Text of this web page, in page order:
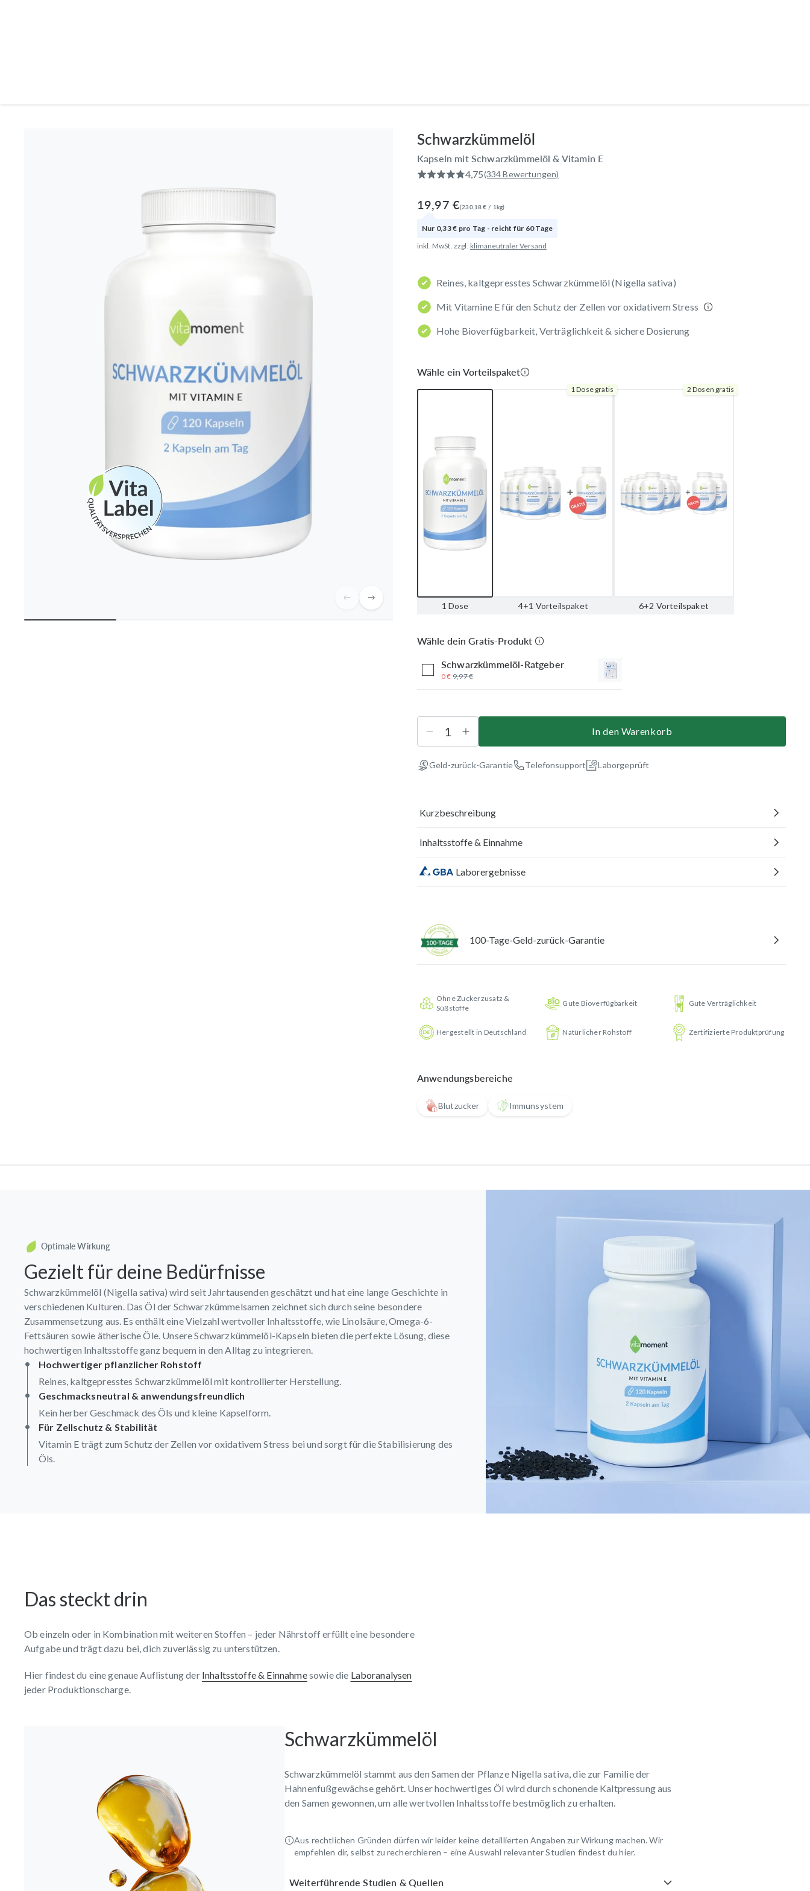
Schwarzkümmelöl
Kapseln mit Schwarzkümmelöl & Vitamin E
4,75(334 Bewertungen)
19,97 €(230,18 € / 1kg)
Nur 0,33 € pro Tag - reicht für 60Tage
inkl. MwSt. zzgl. klimaneutraler Versand
Reines, kaltgepresstes Schwarzkümmelöl (Nigella sativa)
Mit Vitamine E für den Schutz der Zellen vor oxidativem Stress
Hohe Bioverfügbarkeit, Verträglichkeit & sichere Dosierung
Wähle ein Vorteilspaket
1 Dose
1 Dose gratis
4+1 Vorteilspaket
2 Dosen gratis
6+2 Vorteilspaket
Wähle dein Gratis-Produkt
Schwarzkümmelöl-Ratgeber
0 € 9,97 €
In den Warenkorb
Geld-zurück-Garantie Telefonsupport Laborgeprüft
Kurzbeschreibung
Inhaltsstoffe & Einnahme
Laborergebnisse
100-Tage-Geld-zurück-Garantie
Ohne Zuckerzusatz &
Süßstoffe
Gute Bioverfügbarkeit Gute Verträglichkeit
Hergestellt in Deutschland Natürlicher Rohstoff Zertifizierte Produktprüfung
Anwendungsbereiche
Blutzucker Immunsystem
Optimale Wirkung
Gezielt für deine Bedürfnisse
Schwarzkümmelöl (Nigella sativa) wird seit Jahrtausenden geschätzt und hat eine lange Geschichte in
verschiedenen Kulturen. Das Öl der Schwarzkümmelsamen zeichnet sich durch seine besondere
Zusammensetzung aus. Es enthält eine Vielzahl wertvoller Inhaltsstoffe, wie Linolsäure, Omega-6-
Fettsäuren sowie ätherische Öle. Unsere Schwarzkümmelöl-Kapseln bieten die perfekte Lösung, diese
hochwertigen Inhaltsstoffe ganz bequem in den Alltag zu integrieren.
Hochwertiger pflanzlicher Rohstoff
Reines, kaltgepresstes Schwarzkümmelöl mit kontrollierter Herstellung.
Geschmacksneutral & anwendungsfreundlich
Kein herber Geschmack des Öls und kleine Kapselform.
Für Zellschutz & Stabilität
Vitamin E trägt zum Schutz der Zellen vor oxidativem Stress bei und sorgt für die Stabilisierung des
Öls.
Das steckt drin
Ob einzeln oder in Kombination mit weiteren Stoffen – jeder Nährstoff erfüllt eine besondere
Aufgabe und trägt dazu bei, dich zuverlässig zu unterstützen.
Hier findest du eine genaue Auflistung der Inhaltsstoffe & Einnahmesowie die Laboranalysen
jeder Produktionscharge.
Schwarzkümmelöl
Schwarzkümmelöl stammt aus den Samen der Pflanze Nigella sativa, die zur Familie der
Hahnenfußgewächse gehört. Unser hochwertiges Öl wird durch schonende Kaltpressung aus
den Samen gewonnen, um alle wertvollen Inhaltsstoffe bestmöglich zu erhalten.
Aus rechtlichen Gründen dürfen wir leider keine detaillierten Angaben zur Wirkung machen. Wir
empfehlen dir, selbst zu recherchieren – eine Auswahl relevanter Studien findest du hier.
Weiterführende Studien & Quellen